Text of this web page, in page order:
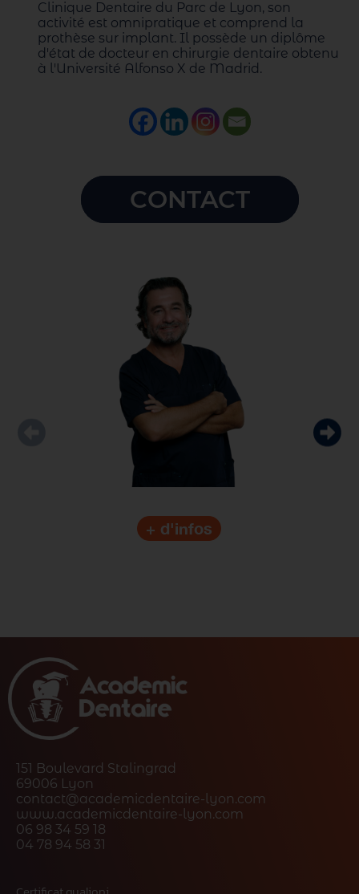
Clinique Dentaire du Parc de Lyon, son
activité est omnipratique et comprend la
prothèse sur implant. Il possède un diplôme
d'état de docteur en chirurgie dentaire obtenu
à l'Université Alfonso X de Madrid.
CONTACT
+ d'infos
151 Boulevard Stalingrad
69006 Lyon
contact@academicdentaire-lyon.com
www.academicdentaire-lyon.com
06 98 34 59 18
04 78 94 58 31